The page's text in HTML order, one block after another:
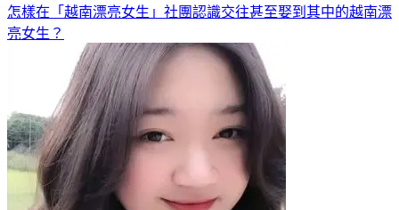
怎樣在「越南漂亮女生」社團認識交往甚至娶到其中的越南漂
亮女生？